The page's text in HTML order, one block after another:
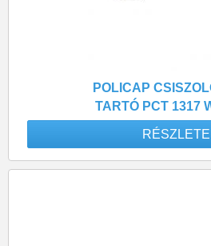
POLICAP
TARTÓ PCT 1317